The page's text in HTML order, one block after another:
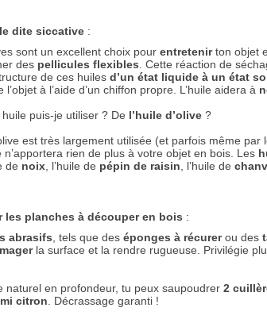
dite siccative :
sont un excellent choix pour entretenirton objet
des pellicules flexibles . Cette réaction de
de ces huiles d’un état liquide à un état
à l’aide d’un chiffon propre. L’huile aidera à
puis-je utiliser ? De l’huile d’olive ?
est très largement utilisée (et parfois même
rien de plus à votre objet en bois. Les
de noix , l’huile de pépin de raisin , l’huile de
les planches à découper en bois :
abrasifs , tels que des éponges à récurerou des
la surface et la rendre rugueuse. Privilégie
naturel en profondeur, tu peux saupoudrer 2
citron . Décrassage garanti !